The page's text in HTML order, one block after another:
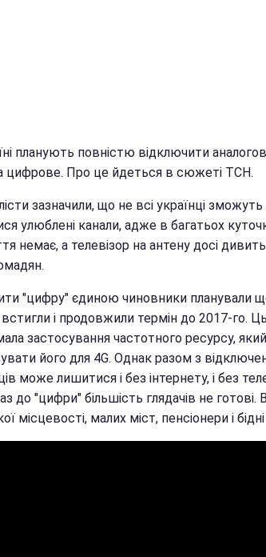
планують повністю відключити
цифрове. Про це йдеться в сюжеті ТСН.
зазначили, що не всі українці
улюблені канали, адже в багатьох
немає, а телевізор на антену досі
"цифру" єдиною чиновники планували
і продовжили термін до 2017-го.
застосування частотного ресурсу,
його для 4G. Однак разом з
може лишитися і без інтернету, і без
до "цифри" більшість глядачів не
місцевості, малих міст, пенсіонери і бідні